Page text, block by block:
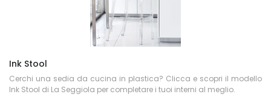
Ink Stool
Cerchi una sedia da cucina in plastica? Clicca e scopri il modello
Ink Stool di La Seggiola per completare i tuoi interni al meglio.